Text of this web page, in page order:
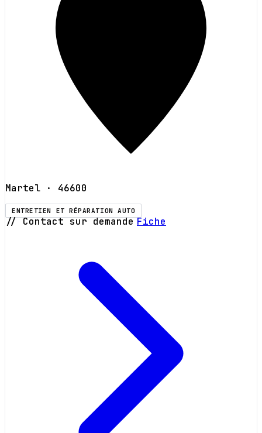
Martel · 46600
ENTRETIEN ET RÉPARATION AUTO
// Contact sur demande Fiche